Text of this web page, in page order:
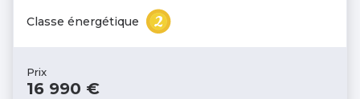
Classe énergétique
Prix
16 990 €